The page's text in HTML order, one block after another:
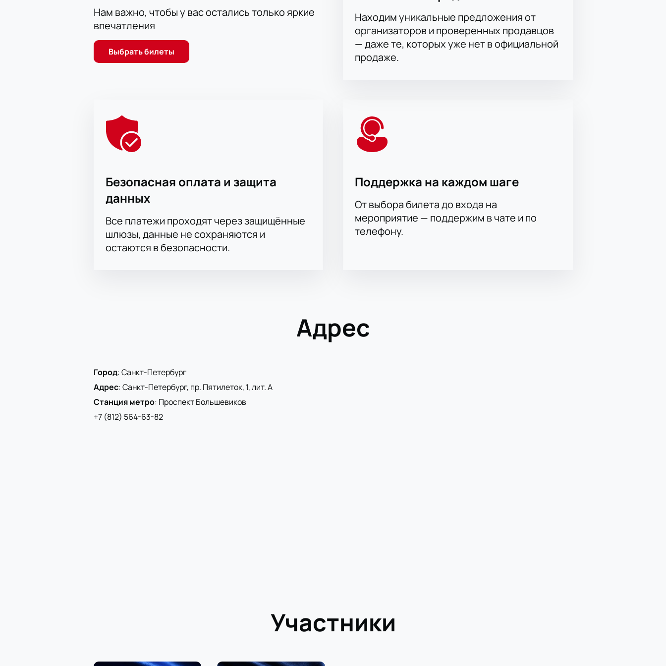
Нам важно, чтобы у вас остались только яркие
впечатления
Выбрать билеты
Находим уникальные предложения от
организаторов и проверенных продавцов
— даже те, которых уже нет в официальной
продаже.
Безопасная оплата и защита
данных
Все платежи проходят через защищённые
шлюзы, данные не сохраняются и
остаются в безопасности.
Поддержка на каждом шаге
От выбора билета до входа на
мероприятие — поддержим в чате и по
телефону.
Адрес
Город:Санкт-Петербург
Адрес:Санкт-Петербург, пр. Пятилеток, 1, лит. А
Станция метро: Проспект Большевиков
+7 (812) 564-63-82
Участники